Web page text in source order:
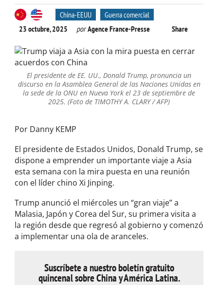
China-EEUU
Guerra comercial
23 octubre, 2025
porAgence France-Presse Share
El presidente de EE. UU., Donald Trump, pronuncia un
discurso en la Asamblea General de las Naciones Unidas en
la sede de la ONU en Nueva York el 23 de septiembre de
2025. (Foto de TIMOTHY A. CLARY / AFP)
Por Danny KEMP
El presidente de Estados Unidos, Donald Trump, se
dispone a emprender un importante viaje a Asia
esta semana con la mira puesta en una reunión
con el líder chino Xi Jinping.
Trump anunció el miércoles un “gran viaje” a
Malasia, Japón y Corea del Sur, su primera visita a
la región desde que regresó al gobierno y comenzó
a implementar una ola de aranceles.
Suscríbete a nuestro boletín gratuito
quincenal sobre China y América Latina.